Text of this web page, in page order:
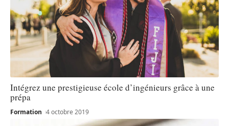
Intégrez une prestigieuse école d’ingénieurs grâce à une
prépa
Formation 4 octobre 2019